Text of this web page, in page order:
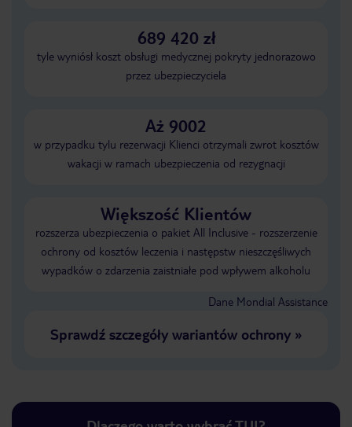
689 420 zł
tyle wyniósł koszt obsługi medycznej pokryty jednorazowo
przez ubezpieczyciela
Aż 9002
w przypadku tylu rezerwacji Klienci otrzymali zwrot kosztów
wakacji w ramach ubezpieczenia od rezygnacji
Większość Klientów
rozszerza ubezpieczenia o pakiet All Inclusive - rozszerzenie
ochrony od kosztów leczenia i następstw nieszczęśliwych
wypadków o zdarzenia zaistniałe pod wpływem alkoholu
Dane Mondial Assistance
Sprawdź szczegóły wariantów ochrony»